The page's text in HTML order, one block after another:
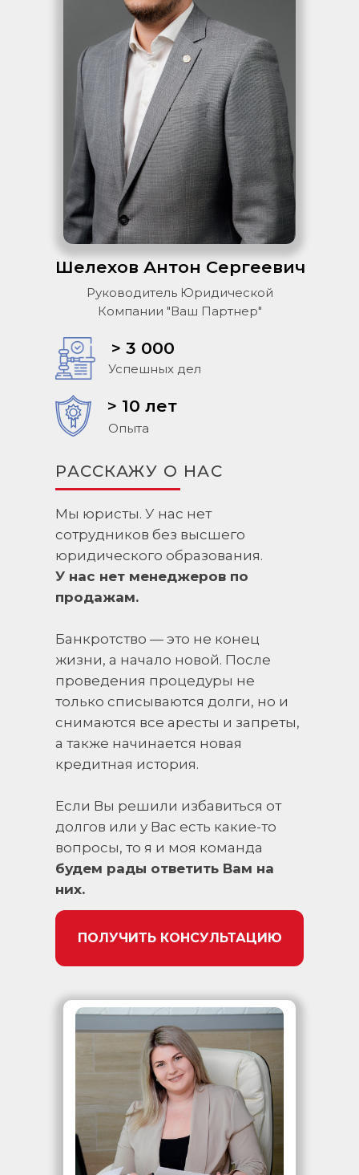
Успешных дел
Мы юристы. У нас нет
сотрудников без высшего
юридического образования.
У нас нет менеджеров по
продажам.
Банкротство — это не конец
жизни, а начало новой. После
проведения процедуры не
только списываются долги, но и
снимаются все аресты и запреты,
а также начинается новая
кредитная история.
Если Вы решили избавиться от
долгов или у Вас есть какие-то
вопросы, то я и моя команда
будем рады ответить Вам на
них.
РАССКАЖУ О НАС
> 3 000
Шелехов Антон Сергеевич
Руководитель Юридической
Компании "Ваш Партнер"
ПОЛУЧИТЬ КОНСУЛЬТАЦИЮ
Опыта
> 10 лет